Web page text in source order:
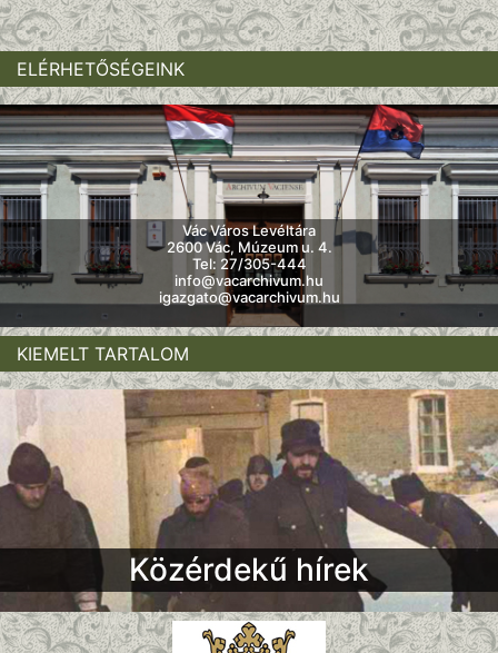
ELÉRHETŐSÉGEINK
Vác Város Levéltára
2600 Vác, Múzeum u. 4.
Tel: 27/305-444
info@vacarchivum.hu
igazgato@vacarchivum.hu
KIEMELT TARTALOM
Közérdekű hírek